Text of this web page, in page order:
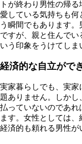
トが終わり男性の帰
愛している気持ちも何
う瞬間でもあります
ですが、親と住んでい
いう印象をうけてしま
経済的な自立がで
実家暮らしでも、実家
題ありません。しかし
払っていないのであれ
ます。女性としては、
経済的も頼れる男性が